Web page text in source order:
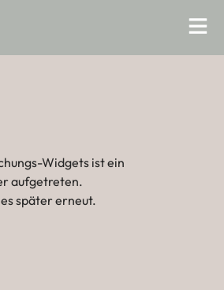
Widgets ist ein
aufgetreten.
später erneut.